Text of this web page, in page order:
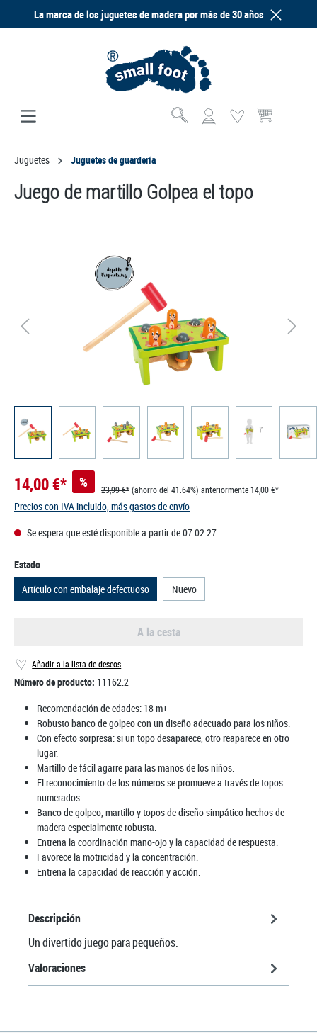
principal
La marca de los juguetes de madera por más de 30 años
El carrito de
Juguetes Juguetes de guardería
Juego de martillo Golpea el topo
Omitir galería de imágenes
14,00 €* % 23,99 €*(ahorro del 41.64%) anteriormente 14,00 €*
Precios con IVA incluido, más gastos de envío
Se espera que esté disponible a partir de 07.02.27
Seleccione
Estado
Artículo con embalaje defectuoso
Nuevo
A la cesta
Añadir a la lista de deseos
Número de producto: 11162.2
Recomendación de edades: 18 m+
Robusto banco de golpeo con un diseño adecuado para los niños.
Con efecto sorpresa: si un topo desaparece, otro reaparece en otro
lugar.
Martillo de fácil agarre para las manos de los niños.
El reconocimiento de los números se promueve a través de topos
numerados.
Banco de golpeo, martillo y topos de diseño simpático hechos de
madera especialmente robusta.
Entrena la coordinación mano-ojo y la capacidad de respuesta.
Favorece la motricidad y la concentración.
Entrena la capacidad de reacción y acción.
Descripción
Un divertido juego para pequeños.
Valoraciones